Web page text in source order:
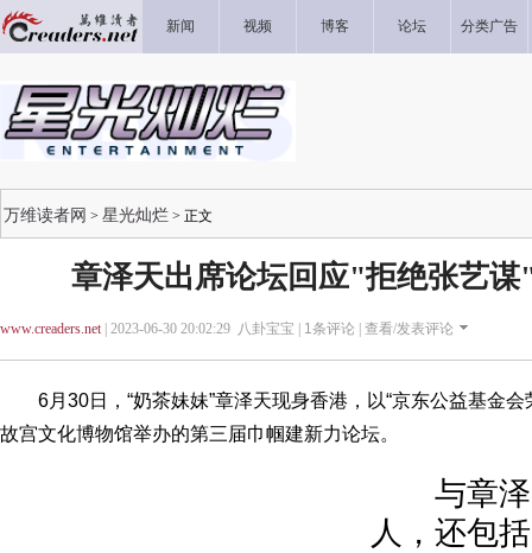
新闻 视频 博客 论坛 分类广告
万维读者网 > 星光灿烂 > 正文
章泽天出席论坛回应"拒绝张艺
www.creaders.net| 2023-06-30 20:02:29 八卦宝宝 | 1条评论 | 查看/发表评论
6月30日，“奶茶妹妹”章泽天现身香港，以“京东公益基金会
故宫文化博物馆举办的第三届巾帼建新力论坛。
与章泽
人，还包